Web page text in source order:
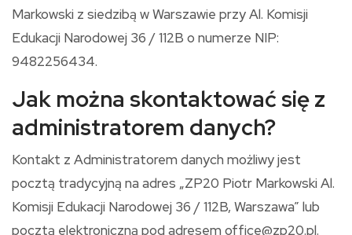
Markowski z siedzibą w Warszawie przy Al. Komisji
Edukacji Narodowej 36 / 112B o numerze NIP:
9482256434.
Jak można skontaktować się z
administratorem danych?
Kontakt z Administratorem danych możliwy jest
pocztą tradycyjną na adres „ZP20 Piotr Markowski Al.
Komisji Edukacji Narodowej 36 / 112B, Warszawa” lub
pocztą elektroniczną pod adresem office@zp20.pl.